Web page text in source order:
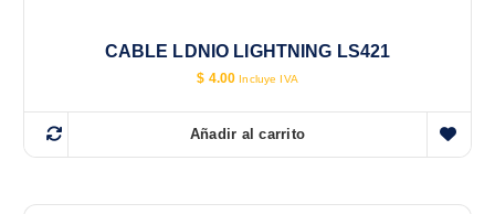
CABLE LDNIO LIGHTNING LS421
$ 4.00 Incluye IVA
Añadir al carrito